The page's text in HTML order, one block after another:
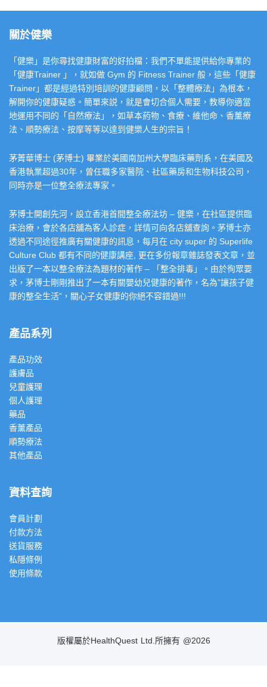
關於健樂
「健樂」是你尋找健康財富的好拍檔：我們不單能提供給你專業的
「健康Trainer 」，就如做 Gym 的 Fitness Trainer 般，這些「健康
Trainer」都是經過特別培訓的健康顧問，以「整體療法」為根本，
解開你的健康疑惑。簡單來説，就是會切合個人需要，教導你適當
地運用不同的「自然療法」，如草本葯物、食療、維他命、香薰療
法、順勢療法、按摩等等以達到健樂人生的宗旨！
茅菁華博士 (茅博士) 畢業於美國南加州大學臨床藥劑系，在美國及
香港執業超過30年，曾任職多家醫院、社區藥房和生物科技公司，
同時亦是一位整全療法專家。
茅博士開創先河，設立香港首間整全療法坊 – 健樂，在社區提供臨
床治療，會於各店舖為客人診症，詳情可向各店舖查詢。茅博士亦
透過不同途徑推廣有關健康的訊息，每月在 city super 的 Superlife
Culture Club 都有不同的健康講座, 更在多份報章雜誌發表文章，並
出版了一本以整全療法為題材的著作 – 「整全排毒」。由於徇眾要
求，茅博士剛剛推出了一本有關嬰幼兒健康的著作，名為”讓孩子健
康的整全生活”，關心子女健康的你絕不容錯過!!!
產品系列
產品功效
護膚品
兒童護理
個人護理
藥品
香薰產品
順勢療法
其他產品
資料查詢
會員計劃
付款方法
送貨服務
私隱條例
使用條款
版權屬於HealthQuest Ltd.所擁有 @2026